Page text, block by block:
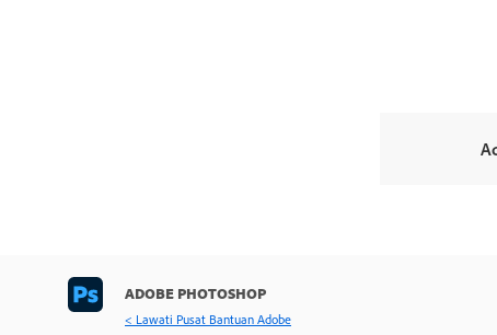
ADOBE PHOTOSHOP
< Lawati Pusat Bantuan Adobe